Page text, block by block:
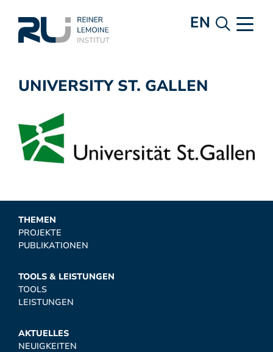
EN
UNIVERSITY ST. GALLEN
THEMEN
PROJEKTE
PUBLIKATIONEN
TOOLS & LEISTUNGEN
TOOLS
LEISTUNGEN
AKTUELLES
NEUIGKEITEN